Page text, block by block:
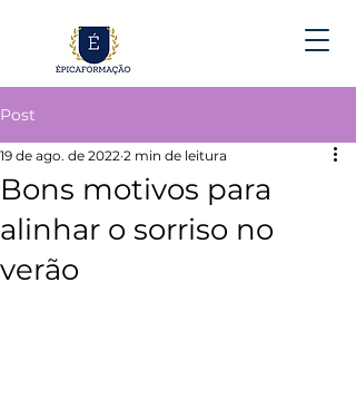
Post
Bons motivos para
alinhar o sorriso no
verão
19 de ago. de 2022 2 min de leitura